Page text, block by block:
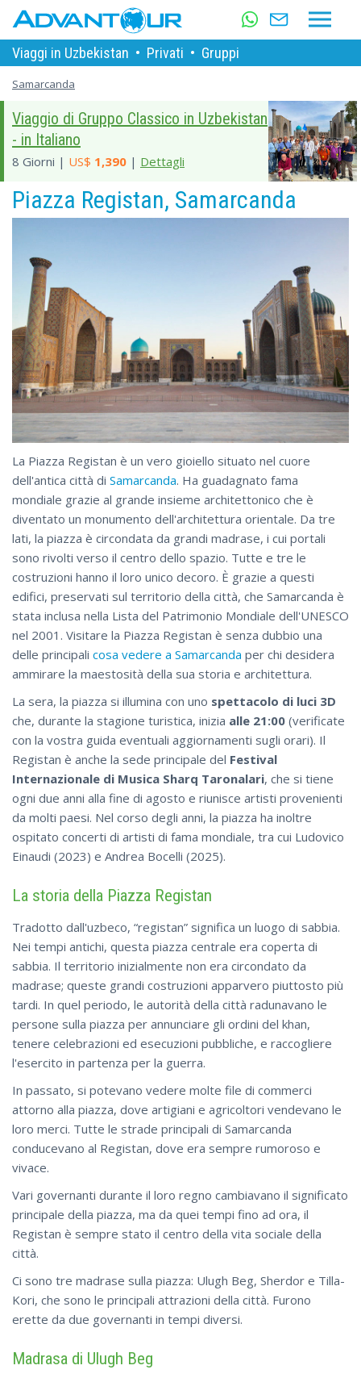
Viaggi in Uzbekistan • Privati • Gruppi
Samarcanda
Viaggio di Gruppo Classico in Uzbekistan
- in Italiano
8 Giorni | US$ 1,390 | Dettagli
Piazza Registan, Samarcanda
La Piazza Registan è un vero gioiello situato nel cuore
dell'antica città di Samarcanda. Ha guadagnato fama
mondiale grazie al grande insieme architettonico che è
diventato un monumento dell'architettura orientale. Da tre
lati, la piazza è circondata da grandi madrase, i cui portali
sono rivolti verso il centro dello spazio. Tutte e tre le
costruzioni hanno il loro unico decoro. È grazie a questi
edifici, preservati sul territorio della città, che Samarcanda è
stata inclusa nella Lista del Patrimonio Mondiale dell'UNESCO
nel 2001. Visitare la Piazza Registan è senza dubbio una
delle principali cosa vedere a Samarcanda per chi desidera
ammirare la maestosità della sua storia e architettura.
La sera, la piazza si illumina con uno spettacolo di luci 3D
che, durante la stagione turistica, inizia alle 21:00 (verificate
con la vostra guida eventuali aggiornamenti sugli orari). Il
Registan è anche la sede principale del Festival
Internazionale di Musica Sharq Taronalari, che si tiene
ogni due anni alla fine di agosto e riunisce artisti provenienti
da molti paesi. Nel corso degli anni, la piazza ha inoltre
ospitato concerti di artisti di fama mondiale, tra cui Ludovico
Einaudi (2023) e Andrea Bocelli (2025).
La storia della Piazza Registan
Tradotto dall'uzbeco, “registan” significa un luogo di sabbia.
Nei tempi antichi, questa piazza centrale era coperta di
sabbia. Il territorio inizialmente non era circondato da
madrase; queste grandi costruzioni apparvero piuttosto più
tardi. In quel periodo, le autorità della città radunavano le
persone sulla piazza per annunciare gli ordini del khan,
tenere celebrazioni ed esecuzioni pubbliche, e raccogliere
l'esercito in partenza per la guerra.
In passato, si potevano vedere molte file di commerci
attorno alla piazza, dove artigiani e agricoltori vendevano le
loro merci. Tutte le strade principali di Samarcanda
conducevano al Registan, dove era sempre rumoroso e
vivace.
Vari governanti durante il loro regno cambiavano il significato
principale della piazza, ma da quei tempi fino ad ora, il
Registan è sempre stato il centro della vita sociale della
città.
Ci sono tre madrase sulla piazza: Ulugh Beg, Sherdor e Tilla-
Kori, che sono le principali attrazioni della città. Furono
erette da due governanti in tempi diversi.
Madrasa di Ulugh Beg